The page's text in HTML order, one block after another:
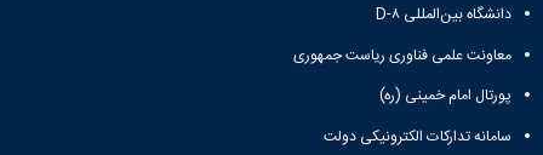
دانشگاه بین‌المللی D-۸
معاونت علمی فناوری ریاست جمهوری
پورتال امام خمینی (ره)
سامانه تدارکات الکترونیکی دولت